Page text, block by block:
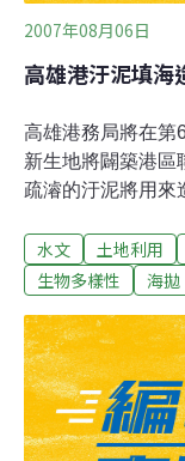
2007年08月06日
高雄港汙泥填海
高雄港務局將在第
新生地將闢築港區
疏濬的汙泥將用來
往高雄港疏濬的
域，常引起在近海
洋生態問題，還能
雄港洲際貨櫃中心
公頃以上的圍堤造
約3浬，高雄港的
變。
水文 土地利用
生物多樣性
海拋